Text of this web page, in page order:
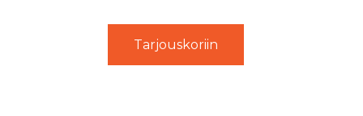
Tarjouskoriin